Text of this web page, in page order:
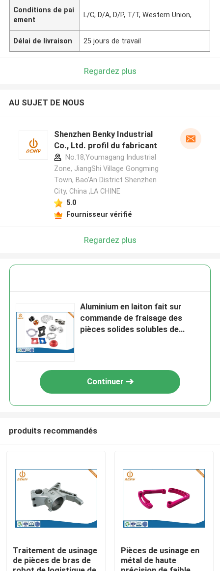
Aperçu
A propos de nous
Conditions de pai
ement
L/C, D/A, D/P, T/T, Western Union,
Délai de livraison 25 jours de travail
Regardez plus
AU SUJET DE NOUS
Shenzhen Benky Industrial
Co., Ltd. profil du fabricant
No.18,Youmagang Industrial
Zone, JiangShi Village Gongming
Town, Bao'An District Shenzhen
City, China ,LA CHINE
5.0
Fournisseur vérifié
Regardez plus
Aluminium en laiton fait sur
commande de fraisage des
pièces solides solubles de
Continuer
produits recommandés
Traitement de usinage
de pièces de bras de
Pièces de usinage en
métal de haute